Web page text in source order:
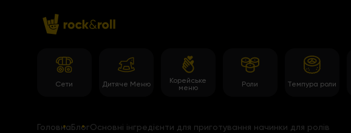
Сети Дитяче Меню
Корейське
меню
Роли Темпура роли
ГоловнаБлогОсновні інгредієнти для приготування начинки для ролів